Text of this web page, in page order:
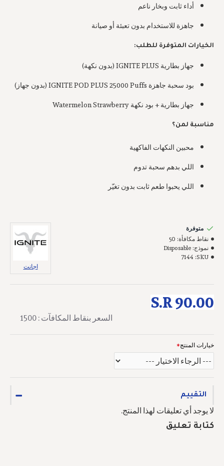
أداء ثابت وبخار ناعم
جاهزة للاستخدام بدون تعبئة أو صيانة
الخيارات المتوفرة للطلب:
جهاز بطارية IGNITE PLUS (بدون نكهة)
بود سحبة جاهزة IGNITE POD PLUS 25000 Puffs (بدون جهاز)
جهاز بطارية + بود نكهة Watermelon Strawberry
مناسبة لمن؟
محبين النكهات الفاكهية
اللي بدهم سحبة تدوم
اللي يحبوا طعم ثابت بدون تغيّر
S.R 90.00
السعر بنقاط المكافآت : 1500
متوفرة
نقاط مكافأة: 50
نموذج: Disposable
SKU:
7144
اجانت
خيارات المنتج
التقييم
لا يوجد أي تعليقات لهذا المنتج.
كتابة تعليق